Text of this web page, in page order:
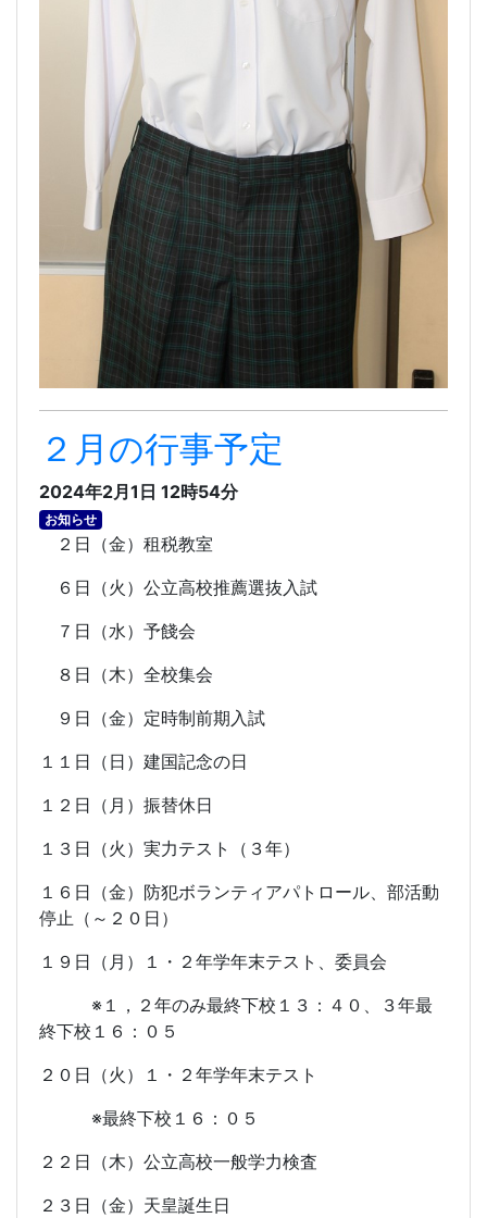
２月の行事予定
2024年2月1日 12時54分
お知らせ
２日（金）租税教室
６日（火）公立高校推薦選抜入試
７日（水）予餞会
８日（木）全校集会
９日（金）定時制前期入試
１１日（日）建国記念の日
１２日（月）振替休日
１３日（火）実力テスト（３年）
１６日（金）防犯ボランティアパトロール、部活動
停止（～２０日）
１９日（月）１・２年学年末テスト、委員会
※１，２年のみ最終下校１３：４０、３年最
終下校１６：０５
２０日（火）１・２年学年末テスト
※最終下校１６：０５
２２日（木）公立高校一般学力検査
２３日（金）天皇誕生日